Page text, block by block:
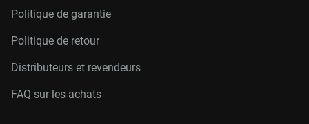
Politique de garantie
Politique de retour
Distributeurs et revendeurs
FAQ sur les achats